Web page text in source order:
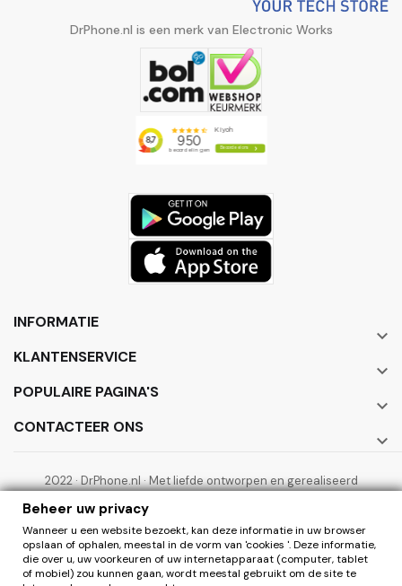
DrPhone.nl is een merk van Electronic Works
INFORMATIE

KLANTENSERVICE

POPULAIRE PAGINA'S

CONTACTEER ONS

2022 · DrPhone.nl · Met liefde ontworpen en gerealiseerd
door ElectronicWorks B.V.
Beheer uw privacy
Wanneer u een website bezoekt, kan deze informatie in uw browser
opslaan of ophalen, meestal in de vorm van 'cookies '. Deze informatie,
die over u, uw voorkeuren of uw internetapparaat (computer, tablet
of mobiel) zou kunnen gaan, wordt meestal gebruikt om de site te